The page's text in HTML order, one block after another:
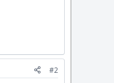
#2